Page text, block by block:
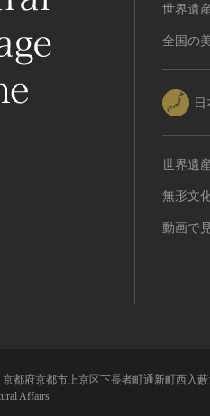
世界遺
全国の
世界遺
無形文
動画で
都府京都市上京区下長者町通新町西入藪
Affairs